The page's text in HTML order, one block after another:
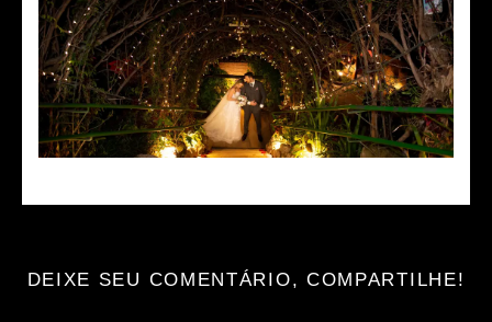
DEIXE SEU COMENTÁRIO, COMPARTILHE!